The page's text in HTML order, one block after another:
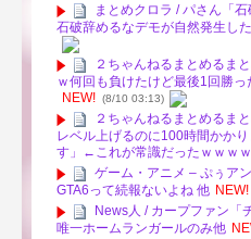
まとめクロラ / パさん「
石破辞めるなデモが自然発生し
２ちゃんねるまとめるま
ｗ何回も負けたけど最後1回勝
NEW! (8/10 03:13)
２ちゃんねるまとめるま
レベル上げるのに100時間かか
す」←これが常識だったｗｗｗｗ
ゲーム・アニメ – ぷぅア
GTA6って続報ないよね 他 NEW!
News人 / カープファン「
唯一ホームランガールのみ他